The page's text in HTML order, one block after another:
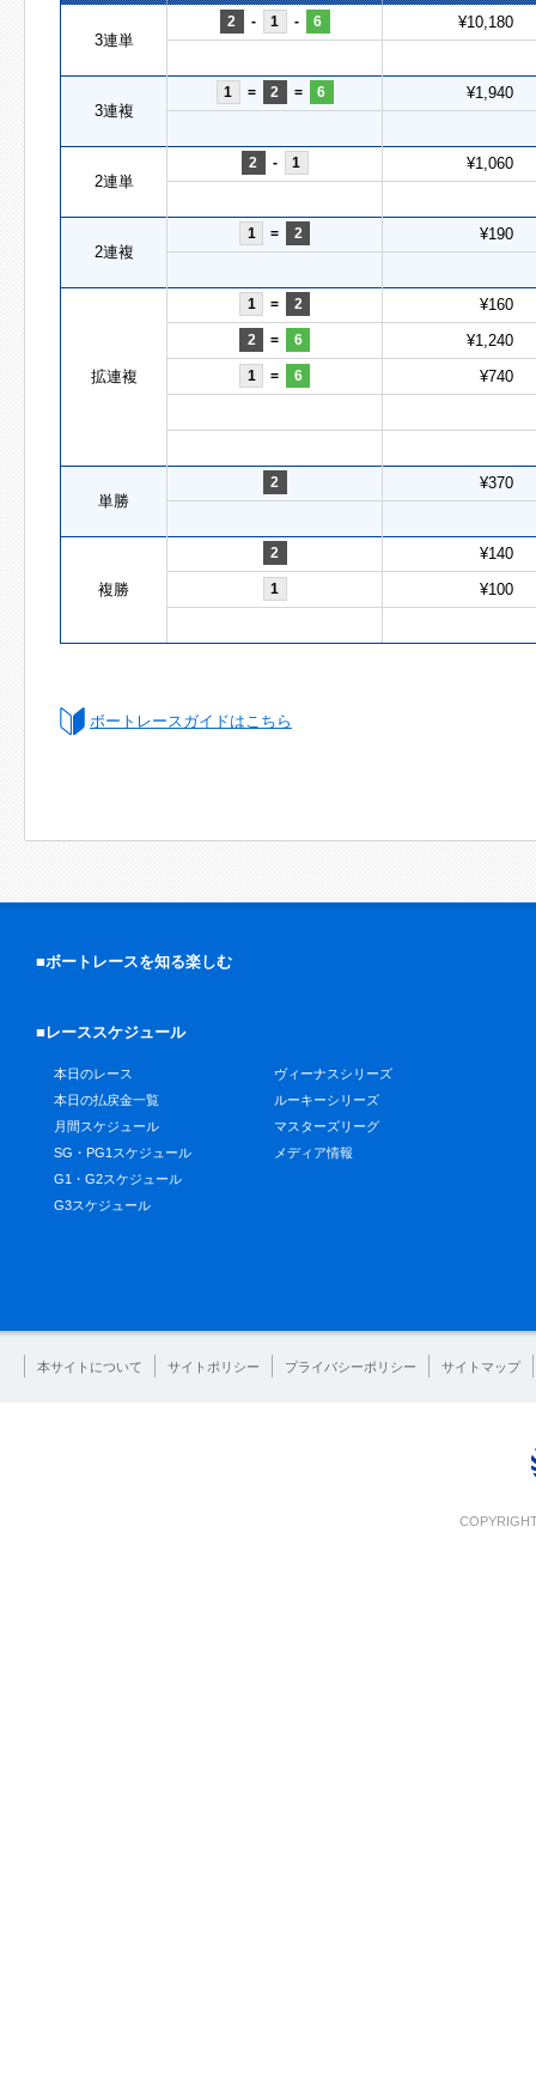
3連単
2 - 1 - 6 ¥10,180
3連複
1 = 2 = 6 ¥1,940
2連単
2 - 1 ¥1,060
2連複
1 = 2 ¥190
拡連複
1 = 2 ¥160
2 = 6 ¥1,240
1 = 6 ¥740
単勝
2 ¥370
複勝
2 ¥140
1 ¥100
ボートレースガイドはこちら
■ボートレースを知る楽しむ
■レーススケジュール
本日のレース
本日の払戻金一覧
月間スケジュール
SG・PG1スケジュール
G1・G2スケジュール
G3スケジュール
ヴィーナスシリーズ
ルーキーシリーズ
マスターズリーグ
メディア情報
本サイトについて サイトポリシー プライバシーポリシー サイトマップ